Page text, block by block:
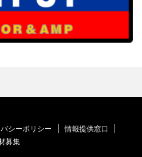
シーポリシー
情報提供窓口
募集